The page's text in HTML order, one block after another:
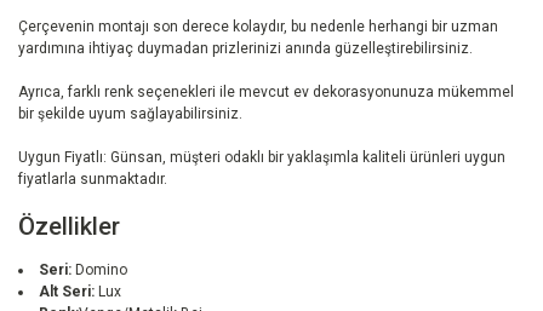
Çerçevenin montajı son derece kolaydır, bu nedenle herhangi bir uzman
yardımına ihtiyaç duymadan prizlerinizi anında güzelleştirebilirsiniz.
Ayrıca, farklı renk seçenekleri ile mevcut ev dekorasyonunuza mükemmel
bir şekilde uyum sağlayabilirsiniz.
Uygun Fiyatlı: Günsan, müşteri odaklı bir yaklaşımla kaliteli ürünleri uygun
fiyatlarla sunmaktadır.
Özellikler
Seri: Domino
Alt Seri: Lux